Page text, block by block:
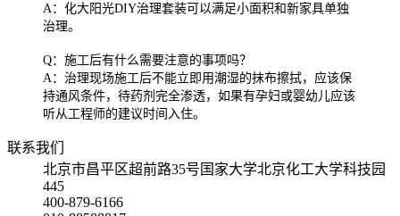
A：化大阳光DIY治理套装可以满足小面积和新家具单独
治理。
Q：施工后有什么需要注意的事项吗？
A：治理现场施工后不能立即用潮湿的抹布擦拭，应该保
持通风条件，待药剂完全渗透，如果有孕妇或婴幼儿应该
听从工程师的建议时间入住。
联系我们
北京市昌平区超前路35号国家大学北京化工大学科技园
445
400-879-6166